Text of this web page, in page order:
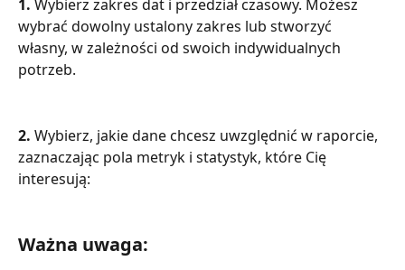
1. Wybierz zakres dat i przedział czasowy. Możesz
wybrać dowolny ustalony zakres lub stworzyć
własny, w zależności od swoich indywidualnych
potrzeb.
2. Wybierz, jakie dane chcesz uwzględnić w raporcie,
zaznaczając pola metryk i statystyk, które Cię
interesują:
Ważna uwaga: